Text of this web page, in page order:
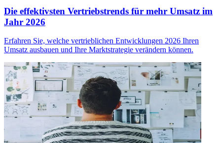
Die effektivsten Vertriebstrends für mehr Umsatz im
Jahr 2026
Erfahren Sie, welche vertrieblichen Entwicklungen 2026 Ihren
Umsatz ausbauen und Ihre Marktstrategie verändern können.